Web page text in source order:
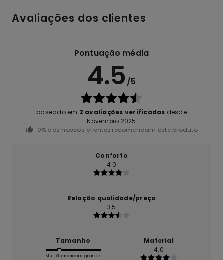
Avaliações dos clientes
Pontuação média
4.5 /5
baseado em 2 avaliações verificadas desde
Novembro 2025
0% dos nossos clientes recomendam este produto
Conforto
4.0
Relação qualidade/preço
3.5
Tamanho
Muito pequeno
Demasiado grande
Material
4.0